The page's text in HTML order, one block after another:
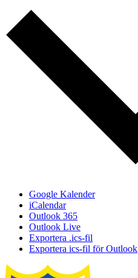
Google Kalender
iCalendar
Outlook 365
Outlook Live
Exportera .ics-fil
Exportera ics-fil för Outlook